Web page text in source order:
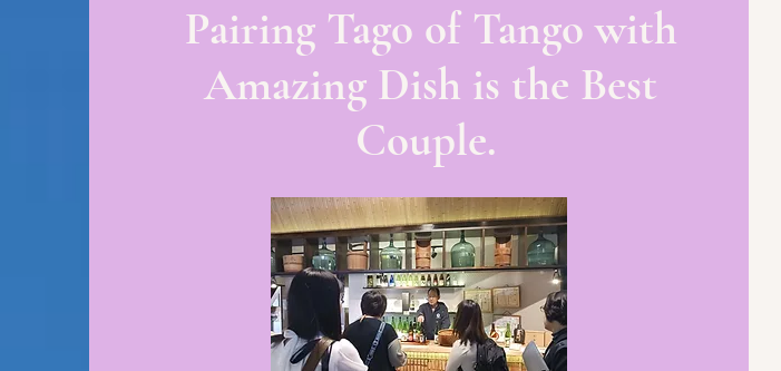
Pairing Tago of Tango with
Amazing Dish is the Best
Couple.